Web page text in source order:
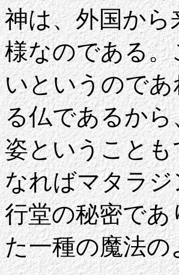
神は、外国か
様なのである
いというので
る仏であるか
姿ということ
なればマタラ
行堂の秘密で
た一種の魔法